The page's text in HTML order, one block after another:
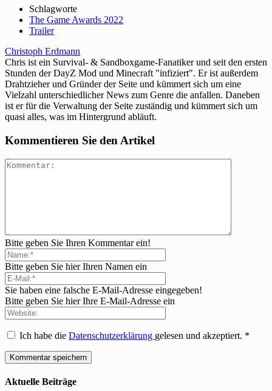
Schlagworte
The Game Awards 2022
Trailer
Christoph Erdmann
Chris ist ein Survival- & Sandboxgame-Fanatiker und seit den ersten
Stunden der DayZ Mod und Minecraft "infiziert". Er ist außerdem
Drahtzieher und Gründer der Seite und kümmert sich um eine
Vielzahl unterschiedlicher News zum Genre die anfallen. Daneben
ist er für die Verwaltung der Seite zuständig und kümmert sich um
quasi alles, was im Hintergrund abläuft.
Kommentieren Sie den Artikel
Bitte geben Sie Ihren Kommentar ein!
Bitte geben Sie hier Ihren Namen ein
Sie haben eine falsche E-Mail-Adresse eingegeben!
Bitte geben Sie hier Ihre E-Mail-Adresse ein
Ich habe die Datenschutzerklärung gelesen und akzeptiert. *
Aktuelle Beiträge